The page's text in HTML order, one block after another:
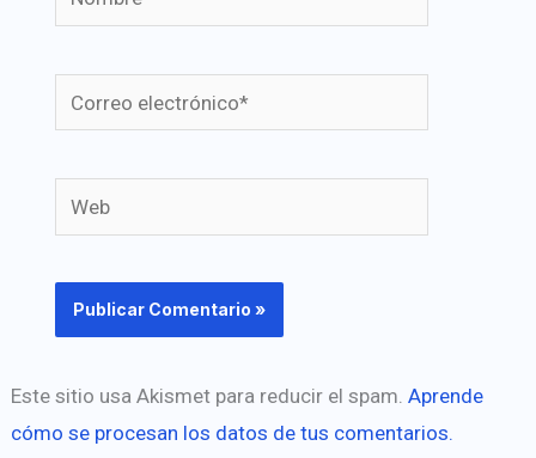
Correo
electrónico*
Web
Este sitio usa Akismet para reducir el spam.Aprende
cómo se procesan los datos de tus comentarios.